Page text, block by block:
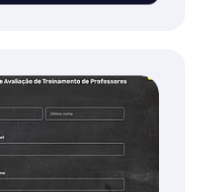
de curso sem a
de código para
a fornecer